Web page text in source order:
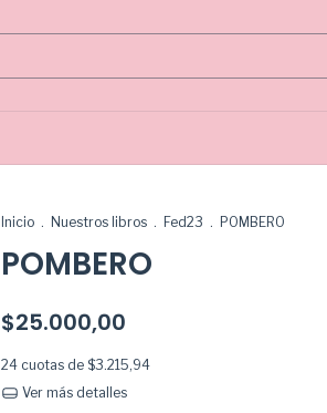
Inicio . Nuestros libros . Fed23 . POMBERO
POMBERO
$25.000,00
24 cuotas de $3.215,94
Ver más detalles